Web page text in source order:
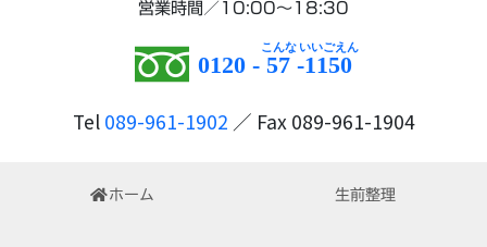
営業時間／10:00～18:30
0120 - 57 -1150
Tel 089-961-1902 ／ Fax 089-961-1904
ホーム 生前整理